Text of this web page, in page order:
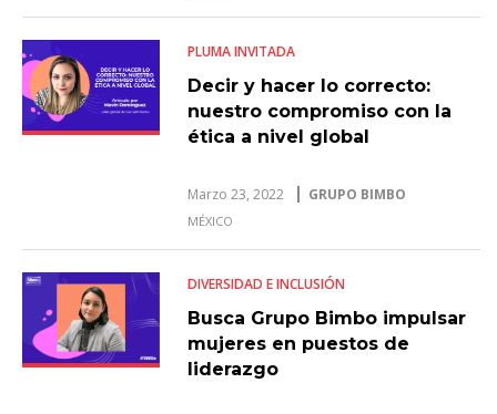
PLUMA INVITADA
Decir y hacer lo correcto:
nuestro compromiso con la
ética a nivel global
Marzo 23, 2022 GRUPO BIMBO
MÉXICO
DIVERSIDAD E INCLUSIÓN
Busca Grupo Bimbo impulsar
mujeres en puestos de
liderazgo